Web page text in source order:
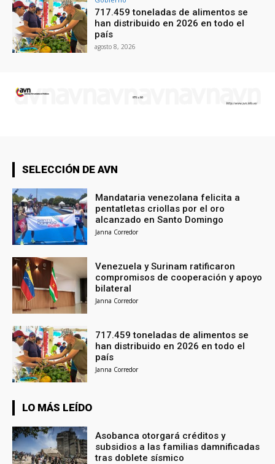
717.459 toneladas de alimentos se
han distribuido en 2026 en todo el
país
agosto 8, 2026
SELECCIÓN DE AVN
Mandataria venezolana felicita a
pentatletas criollas por el oro
alcanzado en Santo Domingo
Janna Corredor
Venezuela y Surinam ratificaron
compromisos de cooperación y apoyo
bilateral
Janna Corredor
717.459 toneladas de alimentos se
han distribuido en 2026 en todo el
país
Janna Corredor
LO MÁS LEÍDO
Asobanca otorgará créditos y
subsidios a las familias damnificadas
tras doblete sísmico